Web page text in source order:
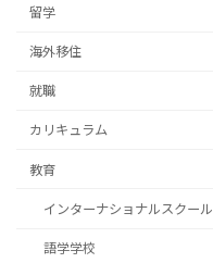
留学
海外移住
就職
カリキュラム
教育
インターナショナルスクール
語学学校